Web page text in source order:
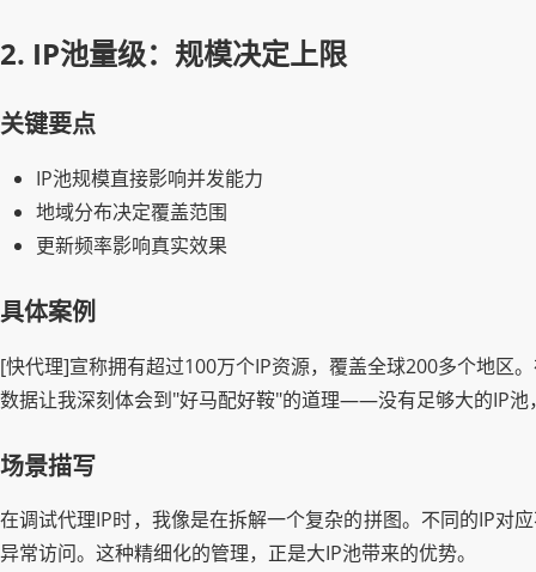
2. IP池量级：规模决定上限
关键要点
IP池规模直接影响并发能力
地域分布决定覆盖范围
更新频率影响真实效果
具体案例
[快代理]宣称拥有超过100万个IP资源，覆盖全球200多个地区
数据让我深刻体会到"好马配好鞍"的道理——没有足够大的IP池
场景描写
在调试代理IP时，我像是在拆解一个复杂的拼图。不同的IP对
异常访问。这种精细化的管理，正是大IP池带来的优势。